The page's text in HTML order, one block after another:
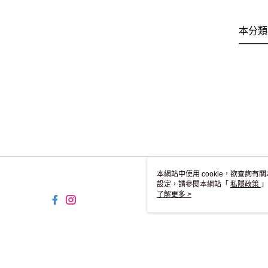
本分
本網站中使用 cookie，欲查詢有
設定，請參閱本網站「 私隱政策
用 cookie。
了解更多 >